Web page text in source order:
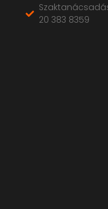
20 383 8359